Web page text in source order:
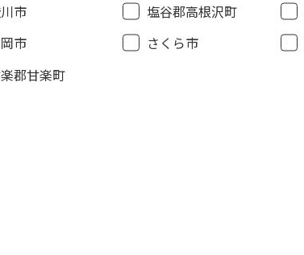
市
市
郡甘楽町
塩谷郡高根沢町
さくら市